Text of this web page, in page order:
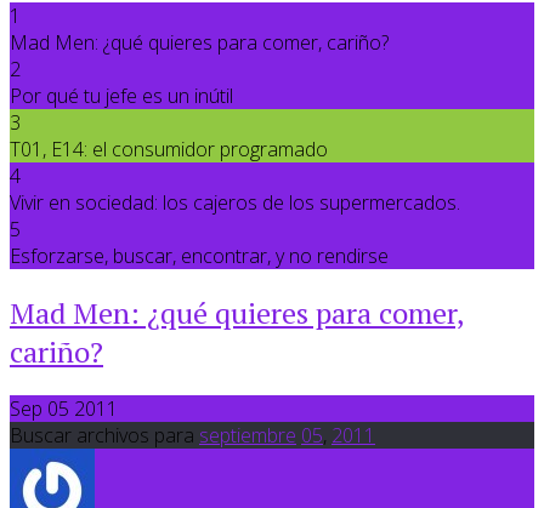
1
Mad Men: ¿qué quieres para comer, cariño?
2
Por qué tu jefe es un inútil
3
T01, E14: el consumidor programado
4
Vivir en sociedad: los cajeros de los supermercados.
5
Esforzarse, buscar, encontrar, y no rendirse
Mad Men: ¿qué quieres para comer,
cariño?
Sep 05 2011
Buscar archivos para septiembre 05, 2011